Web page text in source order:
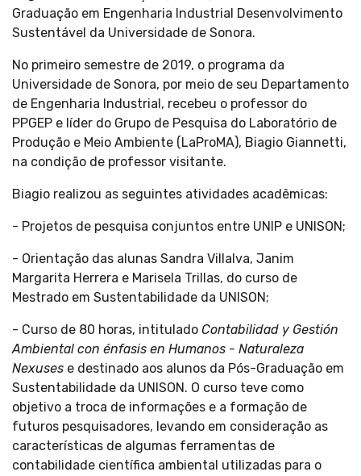
Graduação em Engenharia Industrial Desenvolvimento
Sustentável da Universidade de Sonora.
No primeiro semestre de 2019, o programa da
Universidade de Sonora, por meio de seu Departamento
de Engenharia Industrial, recebeu o professor do
PPGEP e líder do Grupo de Pesquisa do Laboratório de
Produção e Meio Ambiente (LaProMA), Biagio Giannetti,
na condição de professor visitante.
Biagio realizou as seguintes atividades acadêmicas:
- Projetos de pesquisa conjuntos entre UNIP e UNISON;
- Orientação das alunas Sandra Villalva, Janim
Margarita Herrera e Marisela Trillas, do curso de
Mestrado em Sustentabilidade da UNISON;
- Curso de 80 horas, intitulado Contabilidad y Gestión
Ambiental con énfasis en Humanos - Naturaleza
Nexuses e destinado aos alunos da Pós-Graduação em
Sustentabilidade da UNISON. O curso teve como
objetivo a troca de informações e a formação de
futuros pesquisadores, levando em consideração as
características de algumas ferramentas de
contabilidade científica ambiental utilizadas para o